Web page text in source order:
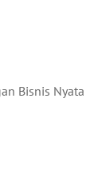
Bisnis Nyata